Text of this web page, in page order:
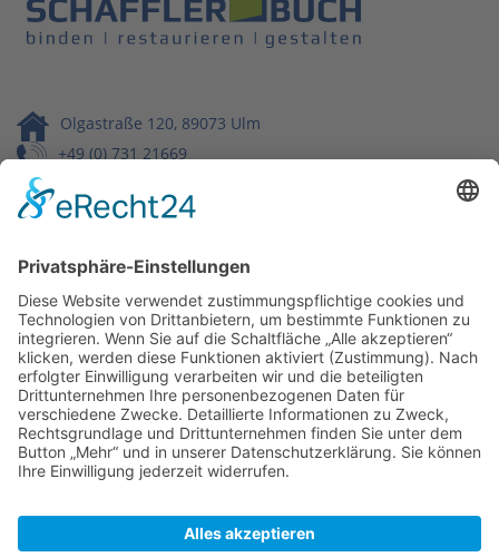
Olgastraße 120, 89073 Ulm
+49 (0) 731 21669
Wir benötigen Ihre Zustimmung,
um den Google Maps-Service zu
laden!
Wir verwenden einen Service eines
Drittanbieters, um Karteninhalte einzubetten.
Dieser Service kann Daten zu Ihren Aktivitäten
sammeln. Bitte lesen Sie die Details durch und
stimmen Sie der Nutzung des Service zu, um
diese Karte anzuzeigen.
Mehr Informationen